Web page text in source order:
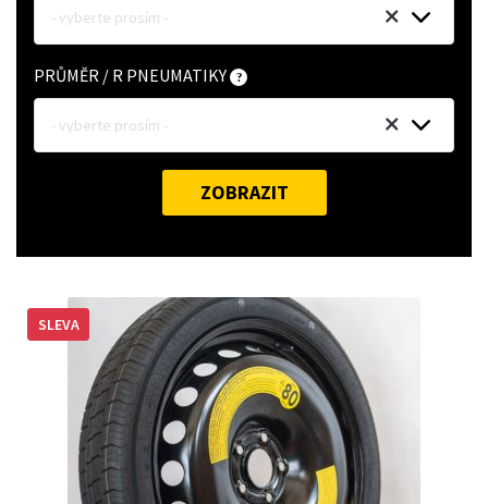
- vyberte prosím -
PRŮMĚR / R PNEUMATIKY
- vyberte prosím -
ZOBRAZIT
SLEVA